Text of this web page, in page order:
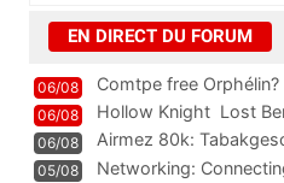
EN DIRECT DU FORUM
06/08 Comtpe free Orphélin?
06/08 Hollow Knight  Lost
06/08
Airmez 80k:
Technologie und
05/08 Networking: